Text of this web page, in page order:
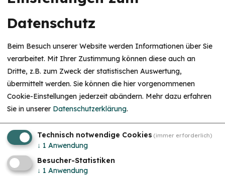
Nutzung von Synergieeffekten durch die
Vernetzung der regionalen Dienstleister in allen
Bereichen des Gesundheitswesens
Flyer Betriebliches Gesundheitsmanagement
IHR ANSPRECHPARTNER
Altmühlvital GmbH
Bürgermeister-Döbler-Allee 12
91757 Treuchtlingen
HINWEIS
Christkind & Engel gesucht!
Wir suchen dich als Christkind oder Engel. Hast
du Lust das Gesicht der Treuchtlinger
Lächeln ins Gesicht zu zaubern und Freude und
Herzlichkeit auszustrahlen? Dann melde dich
gerne bei uns!...mehr
Datenschutz
Beim Besuch unserer Website werden Informationen über Sie
verarbeitet. Mit Ihrer Zustimmung können diese auch an
Dritte, z.B. zum Zweck der statistischen Auswertung,
übermittelt werden. Sie können die hier vorgenommenen
Cookie-Einstellungen jederzeit abändern. Mehr dazu erfahren
Sie in unserer Datenschutzerklärung.
Technisch notwendige Cookies (immer erforderlich)
↓ 1 Anwendung
Besucher-Statistiken
↓ 1 Anwendung